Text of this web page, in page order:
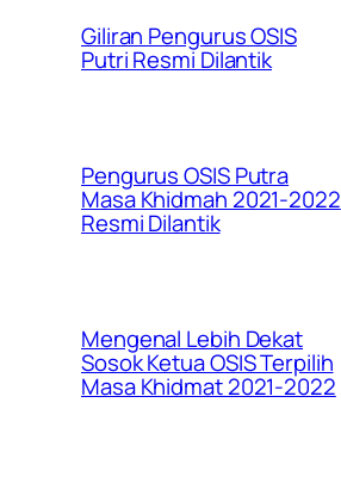
Giliran Pengurus OSIS
Putri Resmi Dilantik
Pengurus OSIS Putra
Masa Khidmah 2021-2022
Resmi Dilantik
Mengenal Lebih Dekat
Sosok Ketua OSIS Terpilih
Masa Khidmat 2021-2022